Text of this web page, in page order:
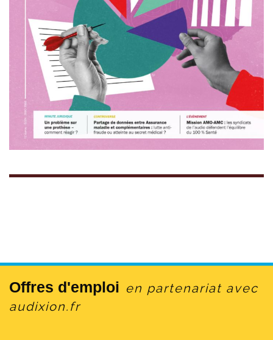
Offres d'emploi en partenariat avec
audixion.fr